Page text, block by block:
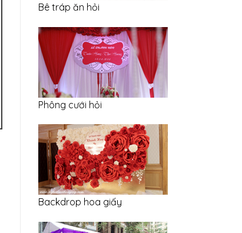
Bê tráp ăn hỏi
Phông cưới hỏi
Backdrop hoa giấy